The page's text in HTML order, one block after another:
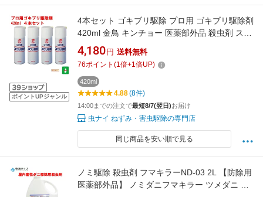
ポイントUPジャンル
4本セット ゴキブリ駆除 プロ用 ゴキブリ駆除剤
420ml 金鳥 キンチョー 医薬部外品 殺虫剤 スプ
レー エアゾール トコジラミ ナンキンムシ 退治
対策 ゴキブリスプレー 業務用 ポイント 領収書
発行 虫ナイ
4,180 円 送料無料
76ポイント (1倍+1倍UP)
420ml
4.88(8件)
14:00までの注文で最短8/7(翌日)お届け
虫ナイ ねずみ・害虫駆除の専門店
同じ商品を安い順で見る
ノミ駆除 殺虫剤 フマキラーND-03 2L 【防除用
医薬部外品】 ノミダニフマキラー ツメダニ ヒ